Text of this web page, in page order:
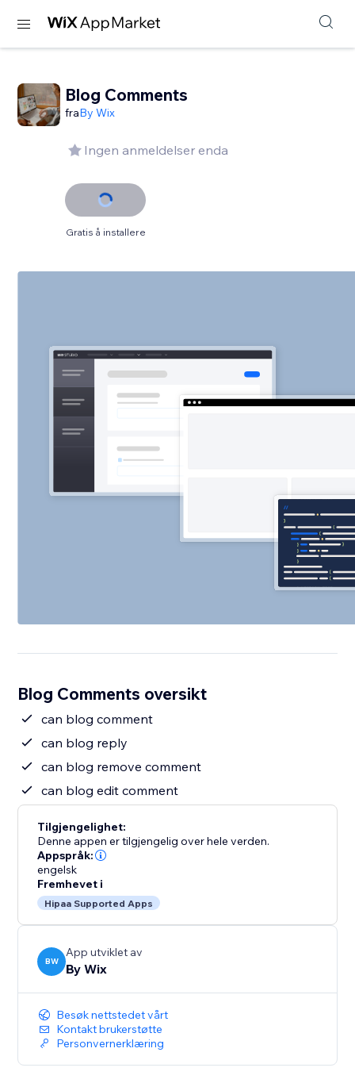
Blog Comments
fraBy Wix
Ingen anmeldelser enda
Gratis å installere
Blog Comments oversikt
can blog comment
can blog reply
can blog remove comment
can blog edit comment
Tilgjengelighet:
Denne appen er tilgjengelig over hele verden.
Appspråk:
engelsk
Fremhevet i
Hipaa Supported Apps
BW
App utviklet av
By Wix
Besøk nettstedet vårt
Kontakt brukerstøtte
Personvernerklæring